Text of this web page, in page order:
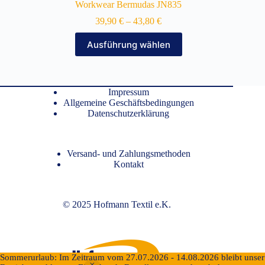
Sommerurlaub: Im Zeitraum vom 27.07.2026 - 14.08.2026​ bleibt unser
Workwear Bermudas JN835
39,90€ –43,80€
Ausführung wählen
Produkt
weist
auf.
Die
Optionen
Produktseite
gewählt
Impressum
Allgemeine Geschäftsbedingungen
Datenschutzerklärung
Versand- und Zahlungsmethoden
Kontakt
© 2025 Hofmann Textil e.K.